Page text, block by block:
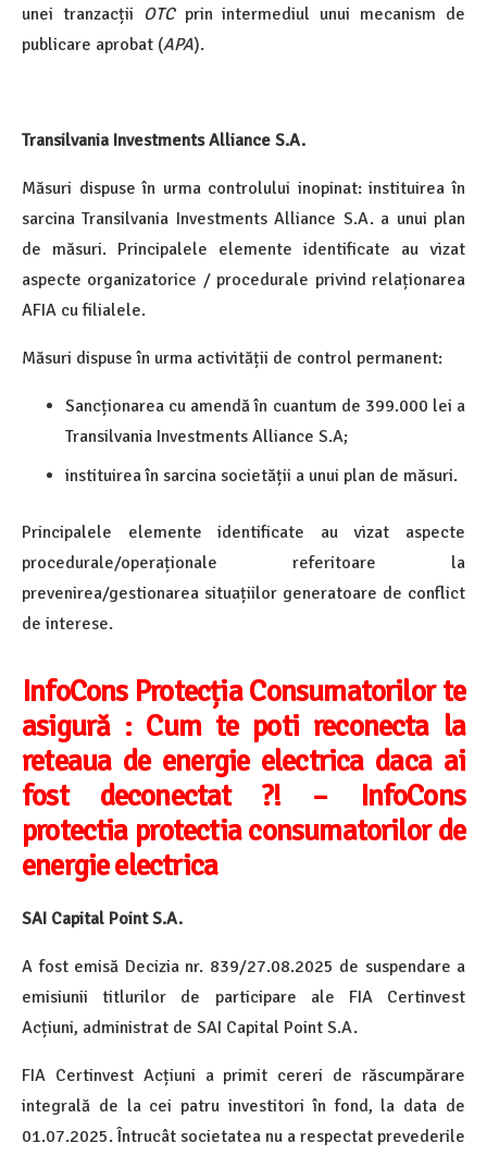
unei tranzacții OTC prin intermediul unui mecanism de
publicare aprobat (APA).
Transilvania Investments Alliance S.A.
Măsuri dispuse în urma controlului inopinat: instituirea în
sarcina Transilvania Investments Alliance S.A. a unui plan
de măsuri. Principalele elemente identificate au vizat
aspecte organizatorice / procedurale privind relaționarea
AFIA cu filialele.
Măsuri dispuse în urma activității de control permanent:
Sancționarea cu amendă în cuantum de 399.000 lei a
Transilvania Investments Alliance S.A;
instituirea în sarcina societății a unui plan de măsuri.
Principalele elemente identificate au vizat aspecte
procedurale/operaționale referitoare la
prevenirea/gestionarea situațiilor generatoare de conflict
de interese.
InfoCons Protecția Consumatorilor te
asigură : Cum te poti reconecta la
reteaua de energie electrica daca ai
fost deconectat ?! – InfoCons
protectia protectia consumatorilor de
energie electrica
SAI Capital Point S.A.
A fost emisă Decizia nr. 839/27.08.2025 de suspendare a
emisiunii titlurilor de participare ale FIA Certinvest
Acțiuni, administrat de SAI Capital Point S.A.
FIA Certinvest Acțiuni a primit cereri de răscumpărare
integrală de la cei patru investitori în fond, la data de
01.07.2025. Întrucât societatea nu a respectat prevederile